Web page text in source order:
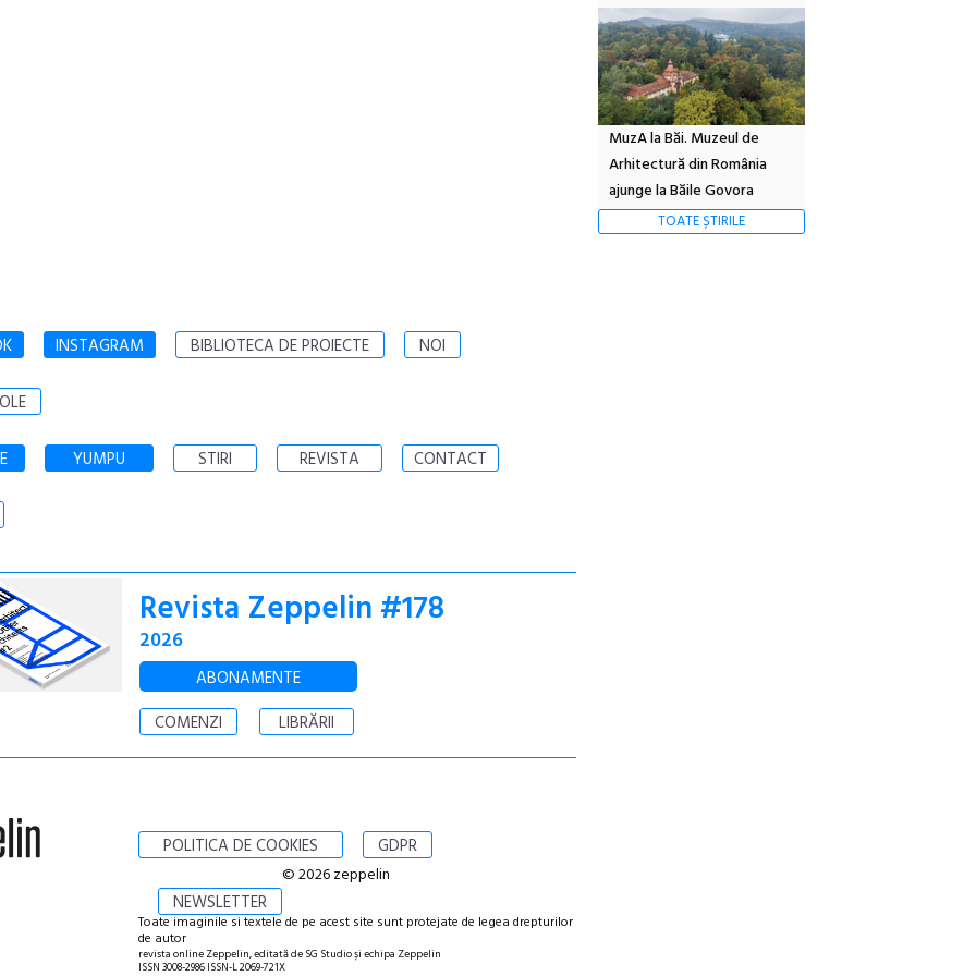
MuzA la Băi. Muzeul de
Arhitectură din România
ajunge la Băile Govora
TOATE ȘTIRILE
INSTAGRAM BIBLIOTECA DE PROIECTE NOI
YUMPU STIRI REVISTA CONTACT
Revista Zeppelin #178
2026
ABONAMENTE
COMENZI
LIBRĂRII
POLITICA DE COOKIES GDPR
NEWSLETTER
© 2026 zeppelin
Toate imaginile si textele de pe acest site sunt protejate de legea drepturilor
de autor
revista online Zeppelin, editată de SG Studio și echipa Zeppelin
ISSN 3008-2986 ISSN-L 2069-721X